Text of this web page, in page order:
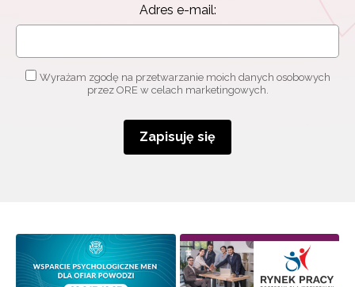
Adres e-mail:
Wyrażam zgodę na przetwarzanie moich danych osobowych
przez ORE w celach marketingowych.
Zapisuję się
Zapisz się i bądź na bieżąco z najnowszymi
informacjami
Adres e-mail:
Wyrażam zgodę na przetwarzanie moich danych
osobowych przez ORE w celach marketingowych.